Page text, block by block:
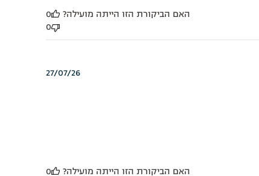
האם הביקורת הזו הייתה מועילה?
0
0
תאריך
27/07/26
האם הביקורת הזו הייתה מועילה? 0